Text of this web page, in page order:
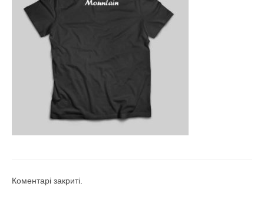
Коментарі закриті.